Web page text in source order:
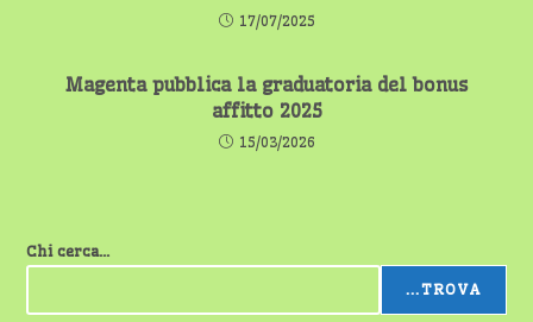
17/07/2025
Magenta pubblica la graduatoria del bonus
affitto 2025
15/03/2026
Chi cerca...
...TROVA